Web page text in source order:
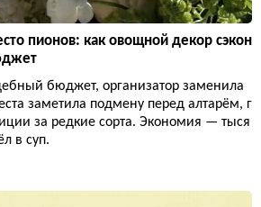
пионов: как овощной декор сэкон
бюджет, организатор заменила
заметила подмену перед алтарём, г
за редкие сорта. Экономия — тыся
в суп.